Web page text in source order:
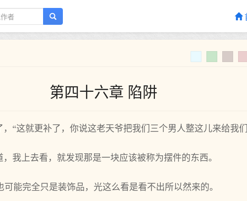
第四十六章 陷阱
，“这就更补了，你说这老天爷把我们三个男人整这儿来给我
我上去看，就发现那是一块应该被称为摆件的东西。
能完全只是装饰品，光这么看是看不出所以然来的。